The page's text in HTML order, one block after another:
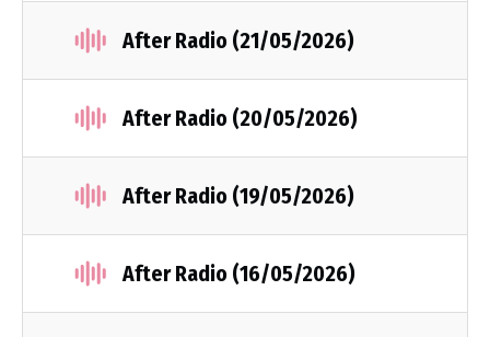
After Radio (21/05/2026)
After Radio (20/05/2026)
After Radio (19/05/2026)
After Radio (16/05/2026)